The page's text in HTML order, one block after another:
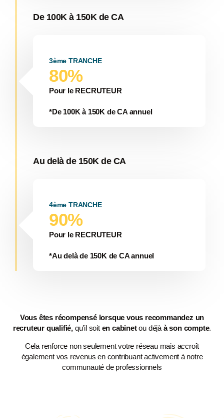
3ème TRANCHE
80%
Pour le RECRUTEUR
*De 100K à 150K de CA annuel
De 100K à 150K de CA
4ème TRANCHE
90%
Pour le RECRUTEUR
*Au delà de 150K de CA annuel
Au delà de 150K de CA
Vous êtes récompensé lorsque vous recommandez un
recruteur qualifié,qu’il soit en cabinetou déjà à son compte.
Cela renforce non seulement votre réseau mais accroît
également vos revenus en contribuant activement à notre
communauté de professionnels